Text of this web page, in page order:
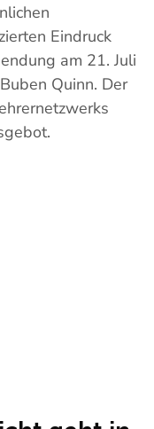
Eindruck
am 21. Juli
Quinn. Der